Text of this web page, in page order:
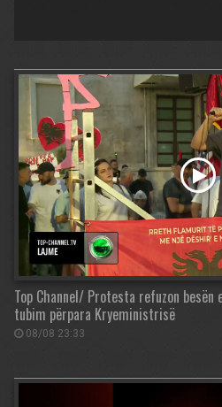
Top Channel/ Protesta refuzon
tubim përpara Kryeministrisë
08/08 23:33